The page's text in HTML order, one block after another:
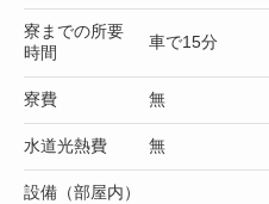
寮までの所要
時間
車で15分
寮費 無
水道光熱費 無
設備（部屋内）